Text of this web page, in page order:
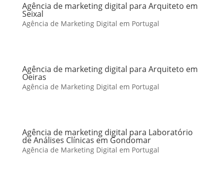
Agência de marketing digital para Arquiteto em
Seixal
Agência de Marketing Digital em Portugal
Agência de marketing digital para Arquiteto em
Oeiras
Agência de Marketing Digital em Portugal
Agência de marketing digital para Laboratório
de Análises Clínicas em Gondomar
Agência de Marketing Digital em Portugal